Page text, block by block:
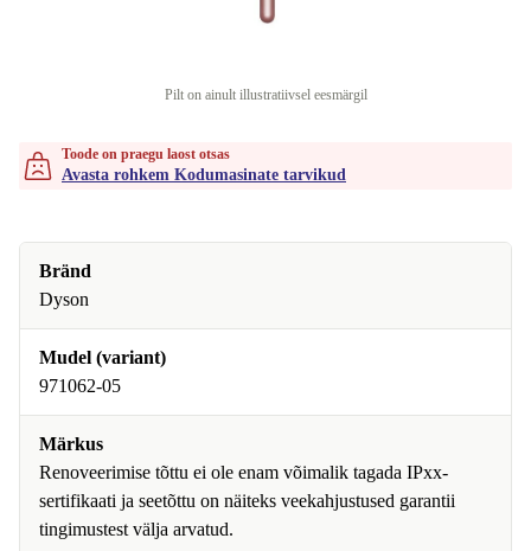
Pilt on ainult illustratiivsel eesmärgil
Toode on praegu laost otsas
Avasta rohkem Kodumasinate tarvikud
Bränd
Dyson
Mudel (variant)
971062-05
Märkus
Renoveerimise tõttu ei ole enam võimalik tagada IPxx-
sertifikaati ja seetõttu on näiteks veekahjustused garantii
tingimustest välja arvatud.